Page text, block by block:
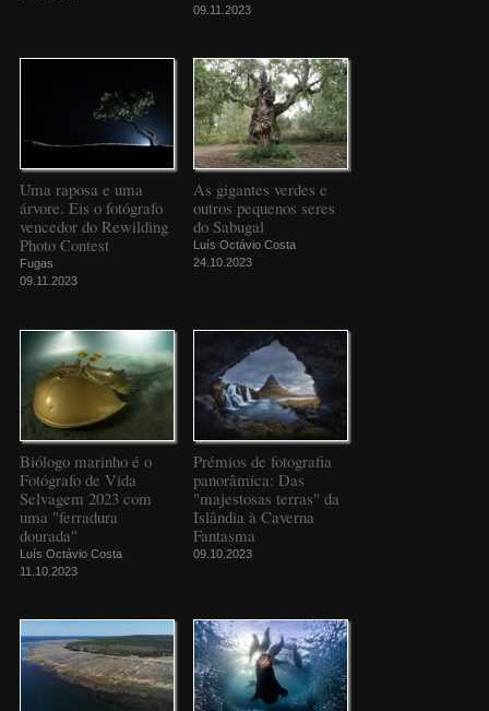
09.11.2023
Uma raposa e uma
árvore. Eis o fotógrafo
vencedor do Rewilding
Photo Contest
Fugas
09.11.2023
As gigantes verdes e
outros pequenos seres
do Sabugal
Luís Octávio Costa
24.10.2023
Biólogo marinho é o
Fotógrafo de Vida
Selvagem 2023 com
uma "ferradura
dourada"
Luís Octávio Costa
11.10.2023
Prémios de fotografia
panorâmica: Das
"majestosas terras" da
Islândia à Caverna
Fantasma
09.10.2023